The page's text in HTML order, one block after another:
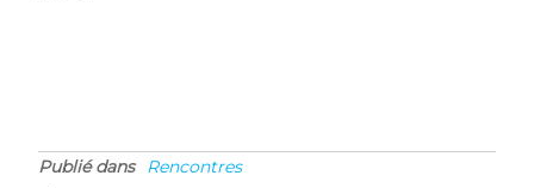
Publié dans
Rencontres